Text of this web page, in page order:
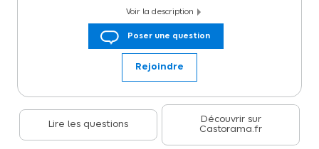
Voir la description
d'un trop-plein, une bonde clic-clac (fermeture et ouverture sur
simple pression) et un siphon peu encombrant qui libère de
Poser une question
Rejoindre
Lire les questions
Découvrir sur
Castorama.fr